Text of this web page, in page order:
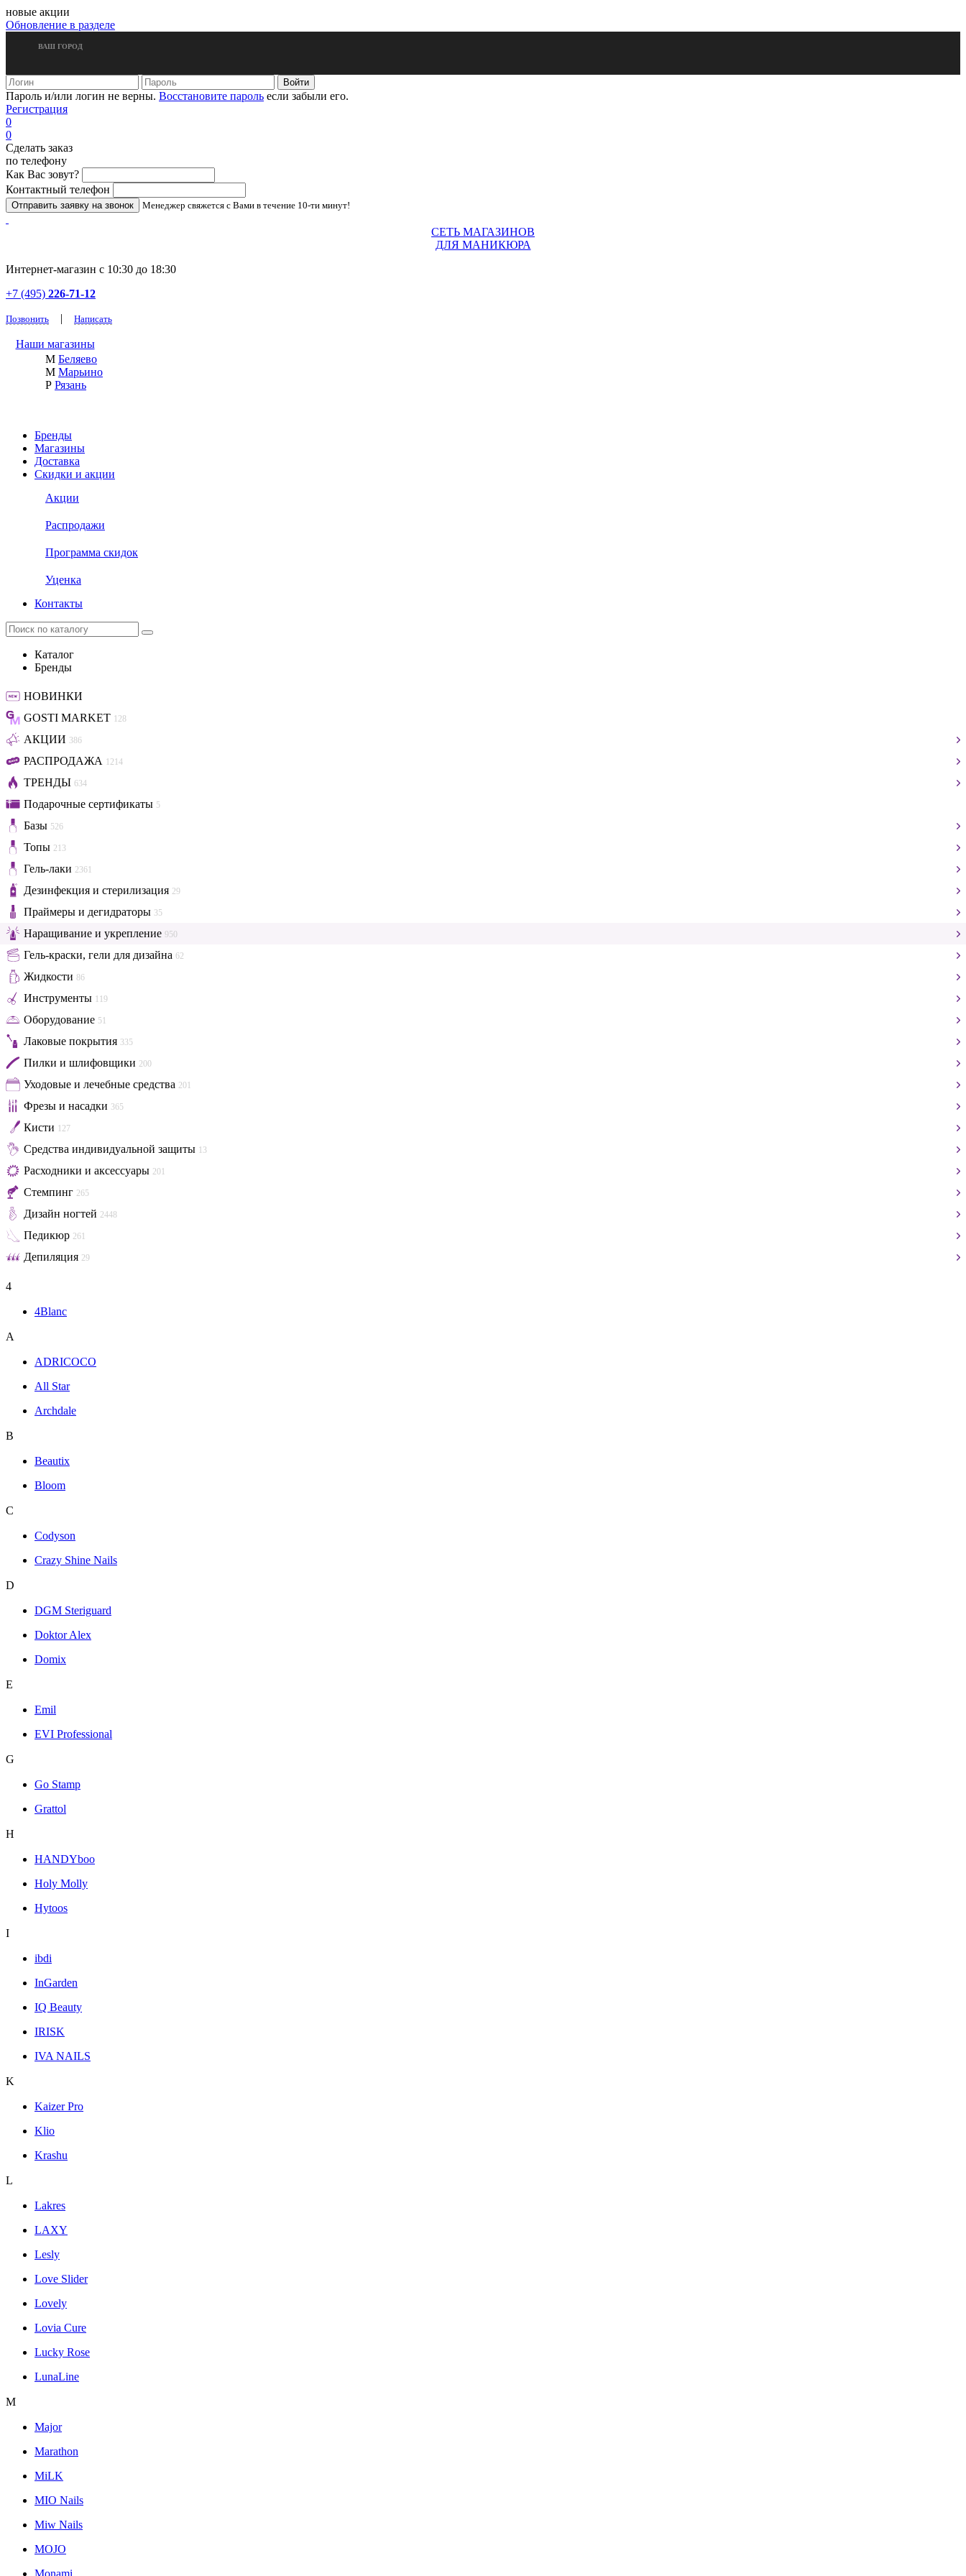
новые акции
Обновление в разделе
ВАШ ГОРОД
Пароль и/или логин не верны. Восстановите пароль если забыли его.
Регистрация
0
0
Сделать заказ
по телефону
Как Вас зовут?
Контактный телефон
Менеджер свяжется с Вами в течение 10-ти минут!
СЕТЬ МАГАЗИНОВ
ДЛЯ МАНИКЮРА
Интернет-магазин с 10:30 до 18:30
+7 (495) 226-71-12
Позвонить | Написать
Наши магазины
М Беляево
М Марьино
Р Рязань
Бренды
Магазины
Доставка
Скидки и акции
Акции
Распродажи
Программа скидок
Уценка
Контакты
Каталог
Бренды
НОВИНКИ
GOSTI MARKET 128
АКЦИИ 386
РАСПРОДАЖА 1214
ТРЕНДЫ 634
Подарочные сертификаты 5
Базы 526
Топы 213
Гель-лаки 2361
Дезинфекция и стерилизация 29
Праймеры и дегидраторы 35
Наращивание и укрепление 950
Гель-краски, гели для дизайна 62
Жидкости 86
Инструменты 119
Оборудование 51
Лаковые покрытия 335
Пилки и шлифовщики 200
Уходовые и лечебные средства 201
Фрезы и насадки 365
Кисти 127
Средства индивидуальной защиты 13
Расходники и аксессуары 201
Стемпинг 265
Дизайн ногтей 2448
Педикюр 261
Депиляция 29
4
4Blanc
A
ADRICOCO
All Star
Archdale
B
Beautix
Bloom
C
Codyson
Crazy Shine Nails
D
DGM Steriguard
Doktor Alex
Domix
E
Emil
EVI Professional
G
Go Stamp
Grattol
H
HANDYboo
Holy Molly
Hytoos
I
ibdi
InGarden
IQ Beauty
IRISK
IVA NAILS
K
Kaizer Pro
Klio
Krashu
L
Lakres
LAXY
Lesly
Love Slider
Lovely
Lovia Cure
Lucky Rose
LunaLine
M
Major
Marathon
MiLK
MIO Nails
Miw Nails
MOJO
Monami